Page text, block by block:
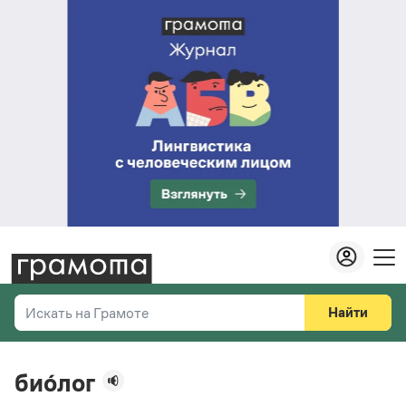
Искать на Грамоте
Справочная служба
Найти
био́лог